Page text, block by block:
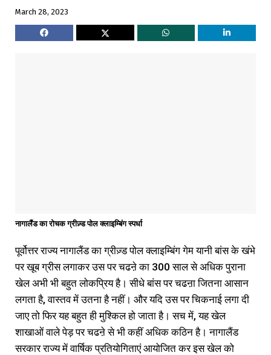
March 28, 2023
नागालैंड का रोचक ग्रीज़्ड पोल क्लाइम्बिंग स्पर्धा
पूर्वोत्तर राज्य नागालैंड का ग्रीज़्ड पोल क्लाइम्बिंग गेम यानी बांस के खंभे
पर खूब ग्रीस लगाकर उस पर चढऩे का 300 साल से अधिक पुराना
खेल अभी भी बहुत लोकप्रिय है। सीधे बांस पर चढऩा जितना आसान
लगता है, वास्तव में उतना है नहीं। और यदि उस पर चिकनाई लगा दी
जाए तो फिर यह बहुत ही मुश्किल हो जाता है। सच में, यह खेल
शाखाओं वाले पेड़ पर चढऩे से भी कहीं अधिक कठिन है। नागालैंड
सरकार राज्य में वार्षिक प्रतियोगिताएं आयोजित कर इस खेल को